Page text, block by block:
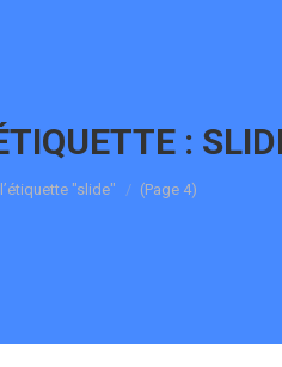
:
"slide" (Page 4)